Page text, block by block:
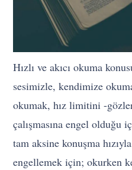
Hızlı ve akıcı okuma
sesimizle, kendimize
okumak, hız limitini -
çalışmasına engel olduğu
tam aksine konuşma
engellemek için; okurken